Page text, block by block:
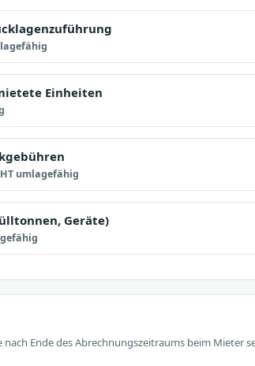
Einheiten
umlagefähig
Geräte)
Ende des Abrechnungszeitraums beim Mieter